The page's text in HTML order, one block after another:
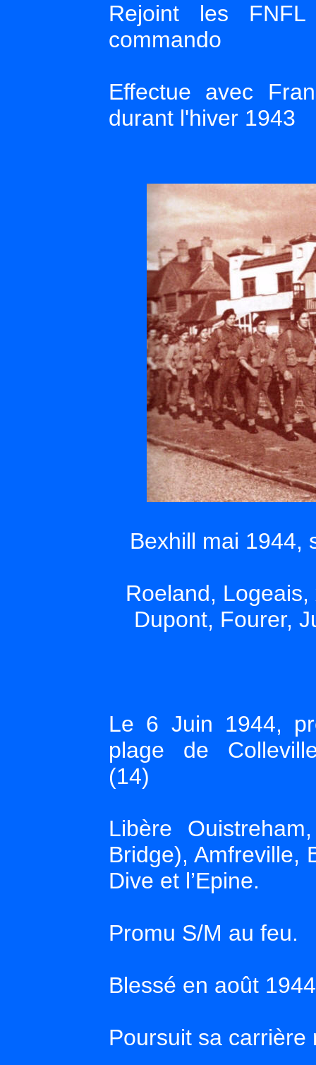
Rejoint les
commando
Effectue avec
durant l'hiver 1943
Bexhill mai 1944,
Roeland,
Dupont, Fourer,
Le 6 Juin 1944,
plage de
(14)
Libère
Bridge), Amfreville,
Dive et l’Epine.
Promu S/M au feu.
Blessé en août 1944
Poursuit sa